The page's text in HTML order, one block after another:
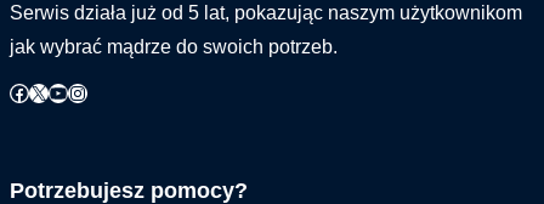
Serwis działa już od 5 lat, pokazując naszym użytkownikom
jak wybrać mądrze do swoich potrzeb.
Facebook X YouTube Instagram
Potrzebujesz pomocy?